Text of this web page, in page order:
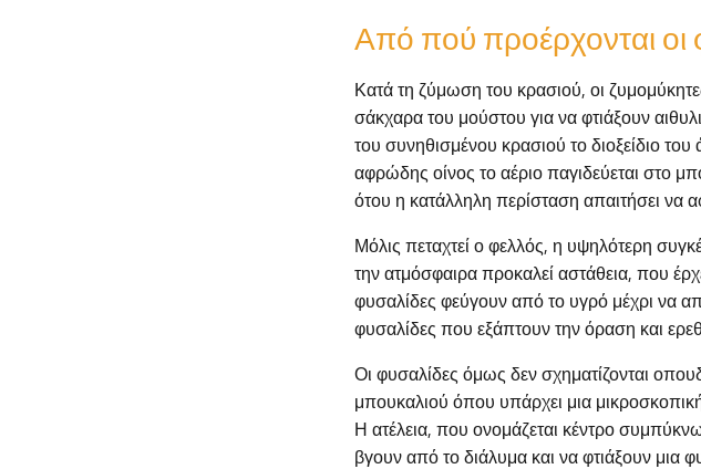
Από πού προέρχονται οι
Κατά τη ζύμωση του κρασιού, οι
σάκχαρα του μούστου για να φτιάξουν
του συνηθισμένου κρασιού το διοξείδιο
αφρώδης οίνος το αέριο παγιδεύεται στο
ότου η κατάλληλη περίσταση απαιτήσει να
Μόλις πεταχτεί ο φελλός, η υψηλότερη
την ατμόσφαιρα προκαλεί αστάθεια, που
φυσαλίδες φεύγουν από το υγρό μέχρι να
φυσαλίδες που εξάπτουν την όραση και
Οι φυσαλίδες όμως δεν σχηματίζονται
μπουκαλιού όπου υπάρχει μια
Η ατέλεια, που ονομάζεται κέντρο
βγουν από το διάλυμα και να φτιάξουν μια